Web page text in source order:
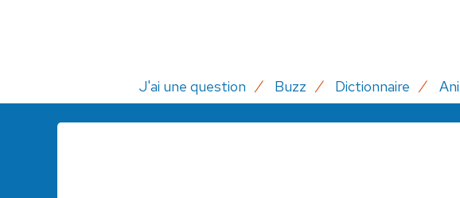
J'ai une question Buzz Dictionnaire